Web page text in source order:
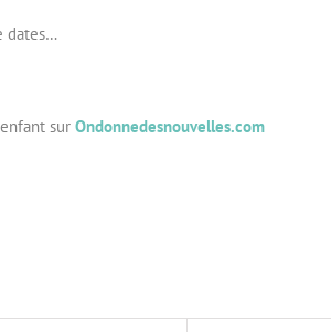
dates…
sur Ondonnedesnouvelles.com